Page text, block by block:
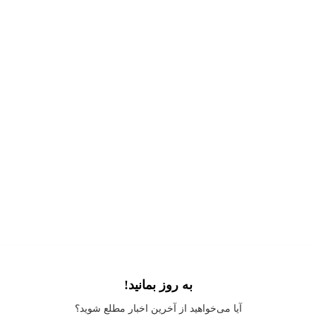
Application error: a client
-side exception has occurred while loading
به روز بمانید!
آیا می‌خواهید از آخرین اخبار مطلع شوید؟